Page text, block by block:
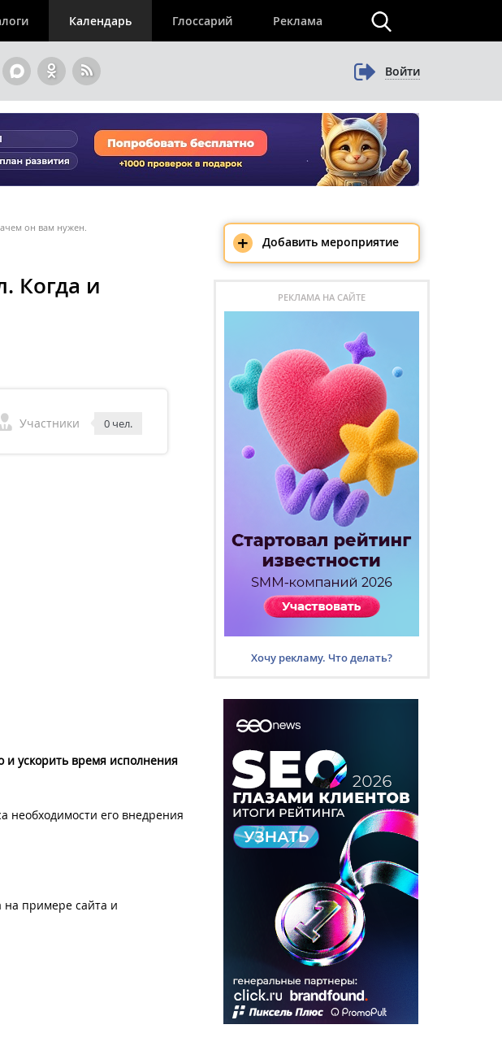
Календарь Глоссарий Реклама
Войти
он вам нужен.
Когда и
Участники 0 чел.
и ускорить время исполнения
необходимости его внедрения
на примере сайта и
+ Добавить мероприятие
РЕКЛАМА НА САЙТЕ
Хочу рекламу. Что делать?